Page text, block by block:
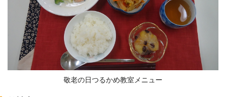
敬老の日つるかめ教室メニュー